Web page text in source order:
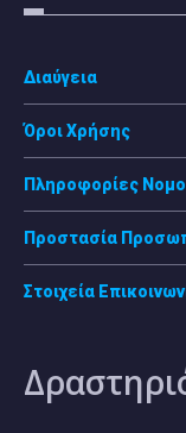
Διαύγεια
Όροι Χρήσης
Πληροφορίες
Προστασία
Στοιχεία